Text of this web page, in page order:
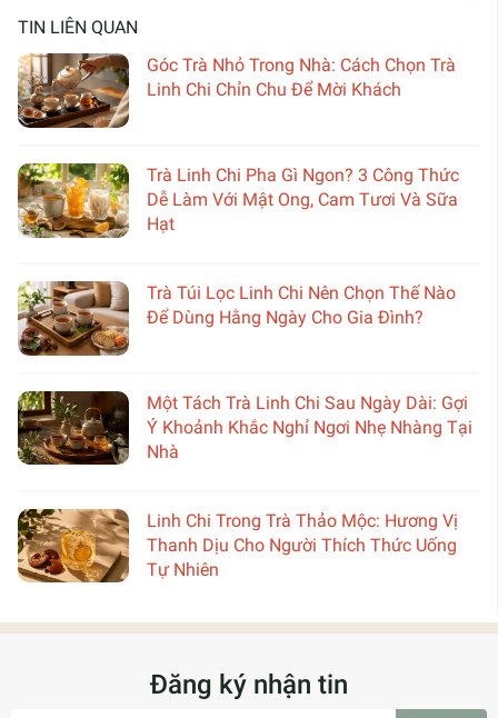
TIN LIÊN QUAN
Góc Trà Nhỏ Trong Nhà: Cách Chọn Trà
Linh Chi Chỉn Chu Để Mời Khách
Trà Linh Chi Pha Gì Ngon? 3 Công Thức
Dễ Làm Với Mật Ong, Cam Tươi Và Sữa
Hạt
Trà Túi Lọc Linh Chi Nên Chọn Thế Nào
Để Dùng Hằng Ngày Cho Gia Đình?
Một Tách Trà Linh Chi Sau Ngày Dài: Gợi
Ý Khoảnh Khắc Nghỉ Ngơi Nhẹ Nhàng Tại
Nhà
Linh Chi Trong Trà Thảo Mộc: Hương Vị
Thanh Dịu Cho Người Thích Thức Uống
Tự Nhiên
Đăng ký nhận tin